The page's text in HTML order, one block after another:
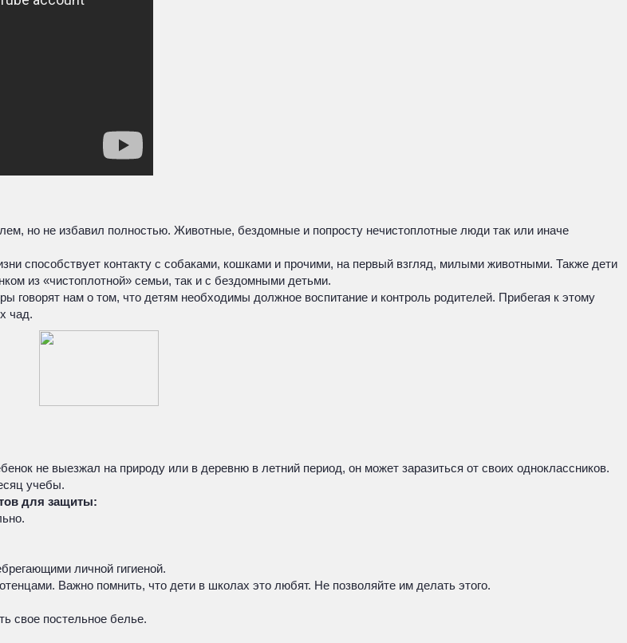
но не избавил полностью. Животные, бездомные и попросту нечистоплотные люди так или иначе
способствует контакту с собаками, кошками и прочими, на первый взгляд, милыми животными. Также дети
из «чистоплотной» семьи, так и с бездомными детьми.
говорят нам о том, что детям необходимы должное воспитание и контроль родителей. Прибегая к этому
чад.
не выезжал на природу или в деревню в летний период, он может заразиться от своих одноклассников.
учебы.
для защиты:
личной гигиеной.
Важно помнить, что дети в школах это любят. Не позволяйте им делать этого.
свое постельное белье.